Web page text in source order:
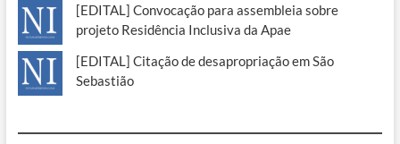
[EDITAL] Convocação para assembleia sobre
projeto Residência Inclusiva da Apae
[EDITAL] Citação de desapropriação em São
Sebastião